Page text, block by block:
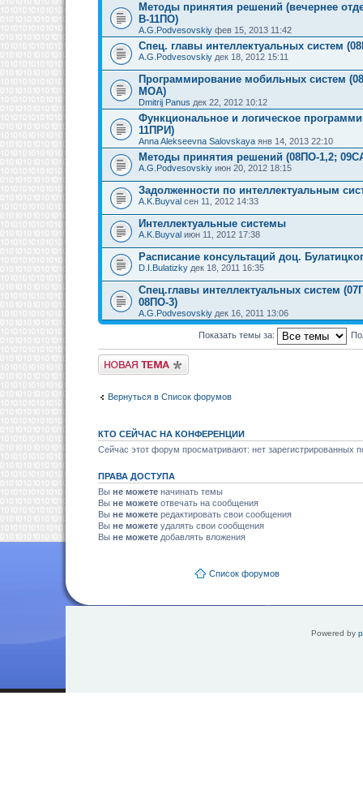
Методы принятия решений (вечернее
В-11ПО)
A.G.Podvesovskiy фев 15, 2013 11:42
Спец. главы интеллектуальных систем
A.G.Podvesovskiy дек 18, 2012 15:11
Программирование мобильных систем
МОА)
Dmitrij Panus дек 22, 2012 10:12
Функциональное и логическое
11ПРИ)
Anna Alekseevna Salovskaya янв 14, 2013 22:10
Методы принятия решений (08ПО-1,2;
A.G.Podvesovskiy июн 20, 2012 18:15
Задолженности по интеллектуальным
A.K.Buyval сен 11, 2012 14:33
Интеллектуальные системы
A.K.Buyval июн 11, 2012 17:38
Расписание консультаций доц.
D.I.Bulatizky дек 18, 2011 16:35
Спец.главы интеллектуальных систем
08ПО-3)
A.G.Podvesovskiy дек 16, 2011 13:06
Показать темы за:
Новая тема
Вернуться в Список форумов
КТО СЕЙЧАС НА КОНФЕРЕНЦИИ
Сейчас этот форум просматривают: нет зарегистрированных
ПРАВА ДОСТУПА
Вы не можете начинать темы
Вы не можете отвечать на сообщения
Вы не можете редактировать свои сообщения
Вы не можете удалять свои сообщения
Вы не можете добавлять вложения
Список форумов
Powered by